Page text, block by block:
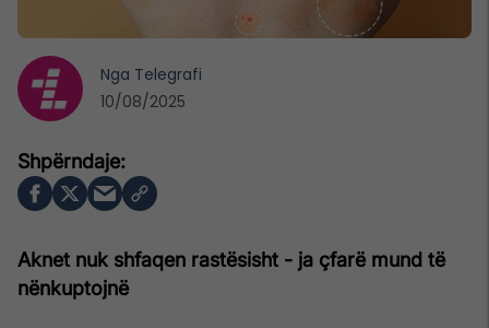
Aknet nuk shfaqen rastësisht - ja çfarë mund të
nënkuptojnë
Nga Telegrafi
10/08/2025